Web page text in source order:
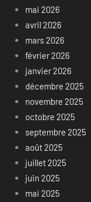
mai 2026
avril 2026
mars 2026
février 2026
janvier 2026
décembre 2025
novembre 2025
octobre 2025
septembre 2025
août 2025
juillet 2025
juin 2025
mai 2025